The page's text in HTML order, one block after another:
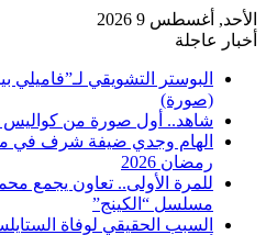
الأحد, أغسطس 9 2026
أخبار عاجلة
البوستر التشويقي
(صورة)
شاهد.. أول صورة من كواليس
الهام وجدي ضيفة شرف في
رمضان 2026
للمرة الأولى.. تعاون يجمع
مسلسل “الكينج”
السبب الحقيقي لوفاة